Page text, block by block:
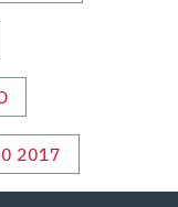
2017